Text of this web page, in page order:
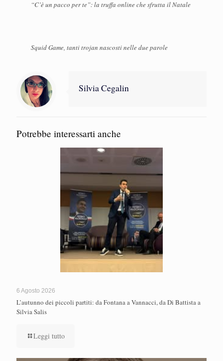
“C’è un pacco per te”: la truffa online che sfrutta il Natale
Squid Game, tanti trojan nascosti nelle due parole
Silvia Cegalin
Potrebbe interessarti anche
6 Agosto 2026
L’autunno dei piccoli partiti: da Fontana a Vannacci, da Di Battista a
Silvia Salis
Leggi tutto